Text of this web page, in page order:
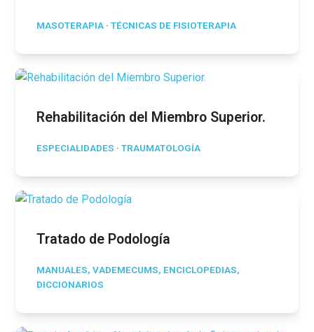
MASOTERAPIA ·TÉCNICAS DE FISIOTERAPIA
Rehabilitación del Miembro Superior.
ESPECIALIDADES ·TRAUMATOLOGÍA
Tratado de Podología
MANUALES, VADEMECUMS, ENCICLOPEDIAS,
DICCIONARIOS